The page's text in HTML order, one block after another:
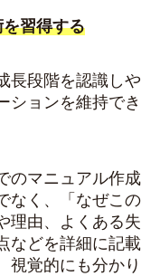
習得する
長段階を認識しや
ションを維持でき
のマニュアル作成
なく、「なぜこの
理由、よくある失
などを詳細に記載
視覚的にも分かり